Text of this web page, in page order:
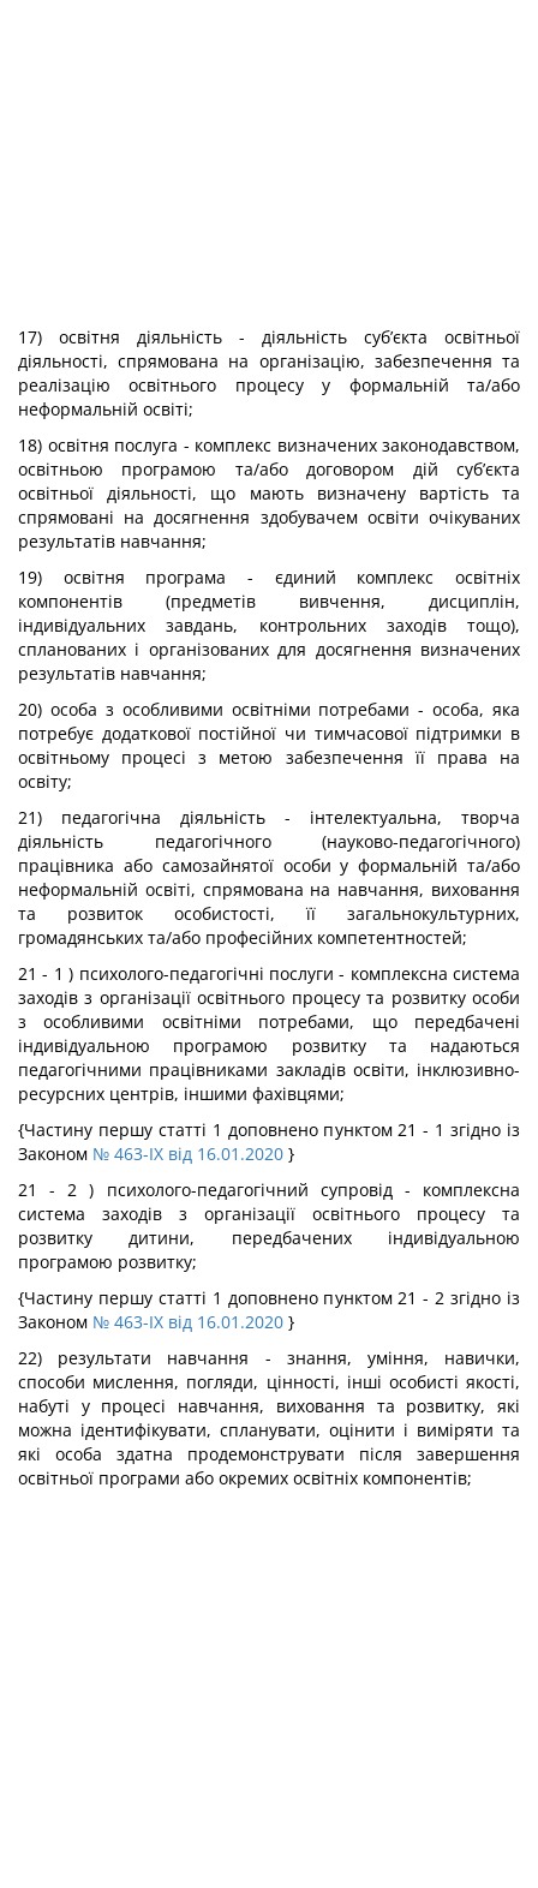
17) освітня діяльність - діяльність суб’єкта освітньої
діяльності, спрямована на організацію, забезпечення та
реалізацію освітнього процесу у формальній та/або
неформальній освіті;
18) освітня послуга - комплекс визначених законодавством,
освітньою програмою та/або договором дій суб’єкта
освітньої діяльності, що мають визначену вартість та
спрямовані на досягнення здобувачем освіти очікуваних
результатів навчання;
19) освітня програма - єдиний комплекс освітніх
компонентів (предметів вивчення, дисциплін,
індивідуальних завдань, контрольних заходів тощо),
спланованих і організованих для досягнення визначених
результатів навчання;
20) особа з особливими освітніми потребами - особа, яка
потребує додаткової постійної чи тимчасової підтримки в
освітньому процесі з метою забезпечення її права на
освіту;
21) педагогічна діяльність - інтелектуальна, творча
діяльність педагогічного (науково-педагогічного)
працівника або самозайнятої особи у формальній та/або
неформальній освіті, спрямована на навчання, виховання
та розвиток особистості, її загальнокультурних,
громадянських та/або професійних компетентностей;
21 - 1 ) психолого-педагогічні послуги - комплексна система
заходів з організації освітнього процесу та розвитку особи
з особливими освітніми потребами, що передбачені
індивідуальною програмою розвитку та надаються
педагогічними працівниками закладів освіти, інклюзивно-
ресурсних центрів, іншими фахівцями;
{Частину першу статті 1 доповнено пунктом 21 - 1 згідно із
Законом № 463-IX від 16.01.2020 }
21 - 2 ) психолого-педагогічний супровід - комплексна
система заходів з організації освітнього процесу та
розвитку дитини, передбачених індивідуальною
програмою розвитку;
{Частину першу статті 1 доповнено пунктом 21 - 2 згідно із
Законом № 463-IX від 16.01.2020 }
22) результати навчання - знання, уміння, навички,
способи мислення, погляди, цінності, інші особисті якості,
набуті у процесі навчання, виховання та розвитку, які
можна ідентифікувати, спланувати, оцінити і виміряти та
які особа здатна продемонструвати після завершення
освітньої програми або окремих освітніх компонентів;